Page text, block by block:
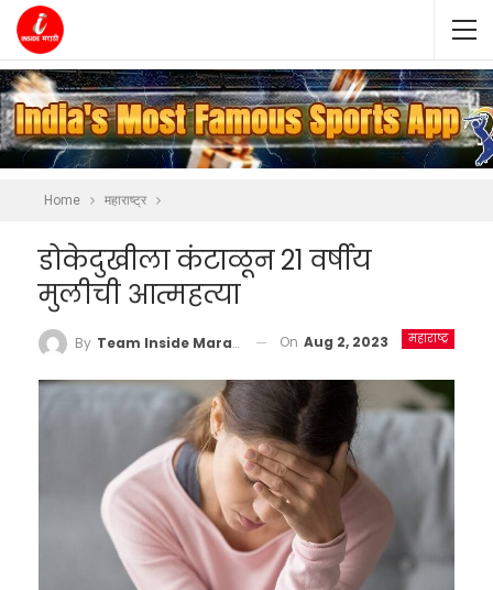
Home महाराष्ट्र
डोकेदुखीला कंटाळून 21 वर्षीय
मुलीची आत्महत्या
महाराष्ट्र
By Team Inside Marathi On Aug 2, 2023